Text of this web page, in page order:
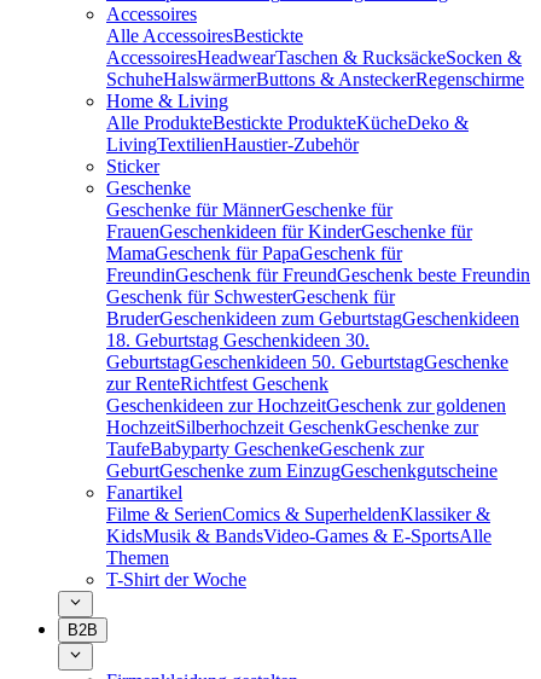
Accessoires
Alle AccessoiresBestickte
AccessoiresHeadwearTaschen & RucksäckeSocken &
SchuheHalswärmerButtons & AnsteckerRegenschirme
Home & Living
Alle ProdukteBestickte ProdukteKücheDeko &
LivingTextilienHaustier-Zubehör
Sticker
Geschenke
Geschenke für MännerGeschenke für
FrauenGeschenkideen für KinderGeschenke für
MamaGeschenk für PapaGeschenk für
FreundinGeschenk für FreundGeschenk beste Freundin
Geschenk für SchwesterGeschenk für
BruderGeschenkideen zum GeburtstagGeschenkideen
18. Geburtstag Geschenkideen 30.
GeburtstagGeschenkideen 50. GeburtstagGeschenke
zur RenteRichtfest Geschenk
Geschenkideen zur HochzeitGeschenk zur goldenen
HochzeitSilberhochzeit GeschenkGeschenke zur
TaufeBabyparty GeschenkeGeschenk zur
GeburtGeschenke zum EinzugGeschenkgutscheine
Fanartikel
Filme & SerienComics & SuperheldenKlassiker &
KidsMusik & BandsVideo-Games & E-SportsAlle
Themen
T-Shirt der Woche
B2B